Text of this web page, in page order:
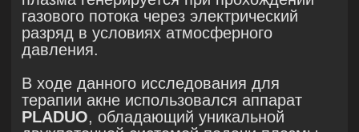
фибробластов, что ускоряет
восстановление тканей.
Аргоновая плазма увеличивает
экспрессию YAP в эпидермальных
кератиноцитах и дермальных
филагрина, синтазы гиалуроновой
кислоты, трансглутаминазы и
инволюкрина, улучшая защитный барьер
кожи и её увлажненность.